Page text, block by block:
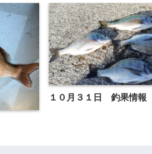
１０月３１日 釣果情報